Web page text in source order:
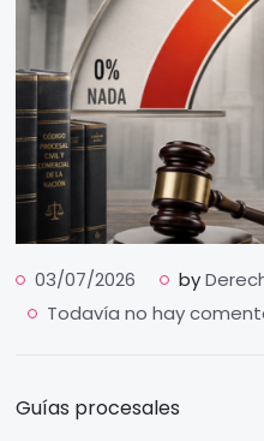
03/07/2026 by
Todavía no hay
Guías procesales